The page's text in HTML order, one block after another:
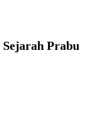
Prabu